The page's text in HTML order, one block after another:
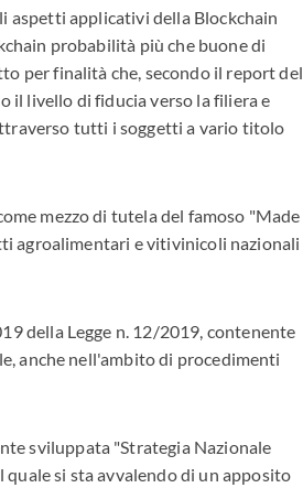
applicativi della Blockchain
probabilità più che buone di
per finalità che, secondo il report del
il livello di fiducia verso la filiera e
tutti i soggetti a vario titolo
mezzo di tutela del famoso "Made
agroalimentari e vitivinicoli nazionali
della Legge n. 12/2019, contenente
anche nell'ambito di procedimenti
sviluppata "Strategia Nazionale
si sta avvalendo di un apposito